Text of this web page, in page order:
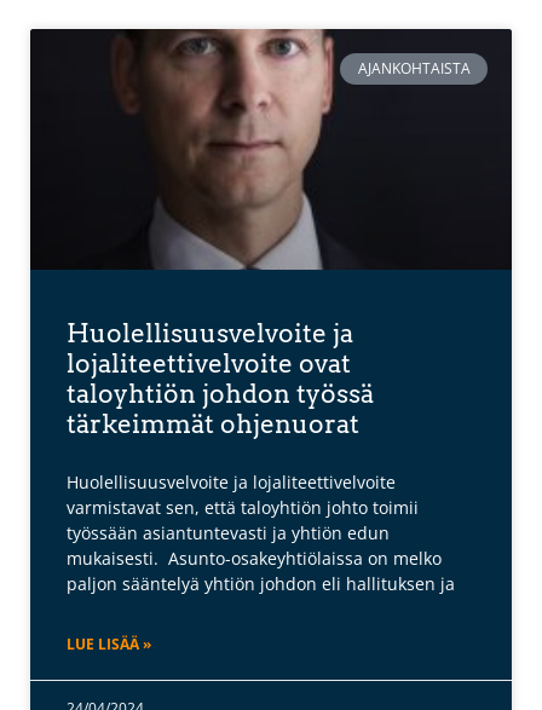
AJANKOHTAISTA
Huolellisuusvelvoite ja
lojaliteettivelvoite ovat
taloyhtiön johdon työssä
tärkeimmät ohjenuorat
Huolellisuusvelvoite ja lojaliteettivelvoite
varmistavat sen, että taloyhtiön johto toimii
työssään asiantuntevasti ja yhtiön edun
mukaisesti. Asunto-osakeyhtiölaissa on melko
paljon sääntelyä yhtiön johdon eli hallituksen ja
LUE LISÄÄ »